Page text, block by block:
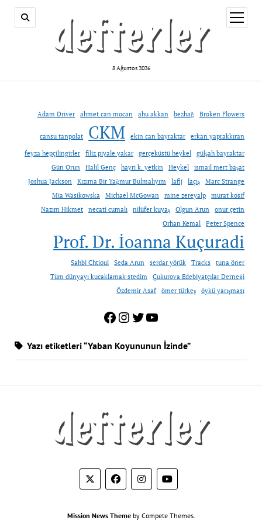
8 Ağustos 2026
aç
Adam Driver ahmet can mocan ahu akkan bezhağ Broken Flowers
cansu tanpolat CKM ekin can bayraktar erkan yaprakkıran
feyza hepçilingirler filiz piyale yakar gerçeküstü heykel
gülşah bayraktar
Gün Orun
Halil Genç hayri k. yetkin Heykel
ismail mert başat
Joshua Jackson
Kızıma Bir Yağmur Bulmalıyım lafij laçış
Marc Strange
Mia Wasikowska
Michael McGowan mine zereyalp
murat kosif
Nazım Hikmet
necati cumalı nilüfer kuyaş Olgun Arun
onur çetin
Orhan Kemal
Peter Spence
Prof. Dr. İoanna Kuçuradi
Sahbi Chtioui Seda Arun serdar yörük Tracks
tuna öner
Tüm dünyayı kucaklamak stedim
Çukurova Edebiyatçılar Derneği
Özdemir Asaf
ömer türkeş öykü yarışması
Facebook
Instagram
Twitter
YouTube
Yazı etiketleri “Yaban Koyununun İzinde”
Mission News Themeby Compete Themes.